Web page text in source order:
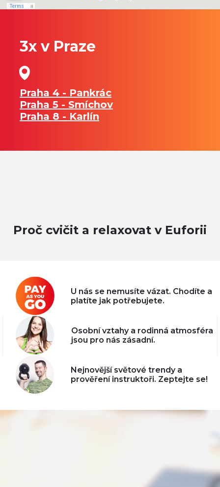
3x v Praze
Praha 4 - Pankrác
Praha 5 - Smíchov
Praha 8 - Karlín
Proč cvičit a relaxovat v Euforii
U nás se nemusíte vázat. Chodíte a
platíte jak potřebujete.
Osobní vztahy a rodinná atmosféra
jsou pro nás zásadní.
Nejnovější světové trendy a
prověření instruktoři. Zeptejte se!